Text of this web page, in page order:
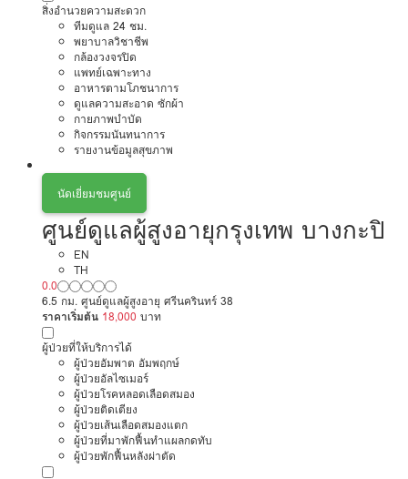
สิ่งอำนวยความสะดวก
ทีมดูแล 24 ชม.
พยาบาลวิชาชีพ
กล้องวงจรปิด
แพทย์เฉพาะทาง
อาหารตามโภชนาการ
ดูแลความสะอาด ซักผ้า
กายภาพบำบัด
กิจกรรมนันทนาการ
รายงานข้อมูลสุขภาพ
นัดเยี่ยมชมศูนย์
ศูนย์ดูแลผู้สูงอายุกรุงเทพ บางกะปิ
EN
TH
0.0
6.5 กม. ศูนย์ดูแลผู้สูงอายุ ศรีนครินทร์ 38
ราคาเริ่มต้น 18,000 บาท
ผู้ป่วยที่ให้บริการได้
ผู้ป่วยอัมพาต อัมพฤกษ์
ผู้ป่วยอัลไซเมอร์
ผู้ป่วยโรคหลอดเลือดสมอง
ผู้ป่วยติดเตียง
ผู้ป่วยเส้นเลือดสมองแตก
ผู้ป่วยที่มาพักฟื้นทำแผลกดทับ
ผู้ป่วยพักฟื้นหลังผ่าตัด